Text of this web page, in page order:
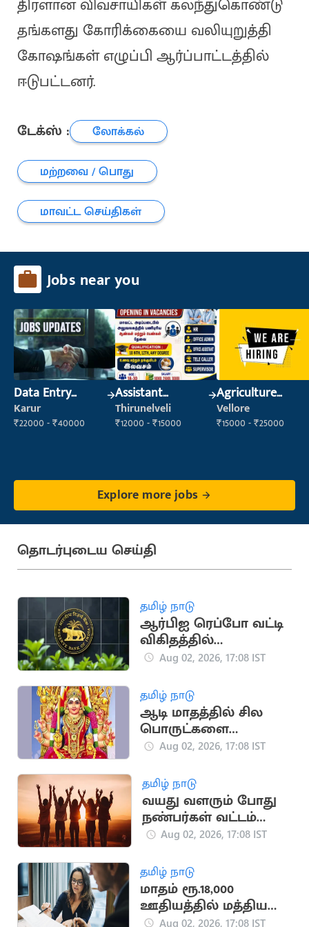
திரளான விவசாயிகள் கலந்துகொண்டு
தங்களது கோரிக்கையை வலியுறுத்தி
கோஷங்கள் எழுப்பி ஆர்ப்பாட்டத்தில்
ஈடுபட்டனர்.
டேக்ஸ் :
லோக்கல்
மற்றவை / பொது
மாவட்ட செய்திகள்
Jobs near you
Data Entry
Operator
Karur
₹22000 - ₹40000
Assistant
Manager
Thirunelveli
₹12000 - ₹15000
Agriculture
Labour
Vellore
₹15000 - ₹25000
Explore more jobs
தொடர்புடைய செய்தி
தமிழ் நாடு
ஆர்பிஐ ரெப்போ வட்டி
விகிதத்தில்
மாற்றமில்லை:
நிபுணர்கள் கணிப்பு
Aug 02, 2026, 17:08 IST
தமிழ் நாடு
ஆடி மாதத்தில் சில
பொருட்களை
வாங்கினால் பண
Aug 02, 2026, 17:08 IST
தமிழ் நாடு
வயது வளரும் போது
நண்பர்கள் வட்டம்
சுருங்குவது ஏன்?
Aug 02, 2026, 17:08 IST
தமிழ் நாடு
மாதம் ரூ.18,000
ஊதியத்தில் மத்திய
Aug 02, 2026, 17:08 IST